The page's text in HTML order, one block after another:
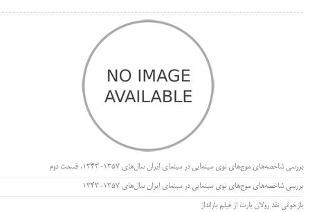
بررسی شاخصه‌های موج‌های نوی سینمایی در سینمای ایران سال‌های 1357-1343، قسمت دوم
بررسی شاخصه‌های موج‌های نوی سینمایی در سینمای ایران سال‌های 1357-1343
بازخوانی نقد رولان بارت از فیلم بارانداز